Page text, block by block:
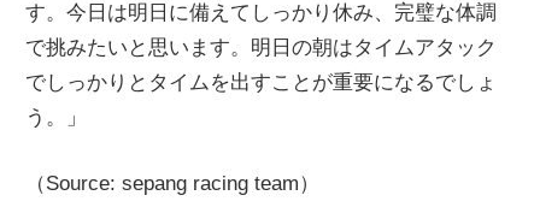
す。今日は明日に備えてしっかり休み、完璧な体調
で挑みたいと思います。明日の朝はタイムアタック
でしっかりとタイムを出すことが重要になるでしょ
う。」
（Source: sepang racing team）